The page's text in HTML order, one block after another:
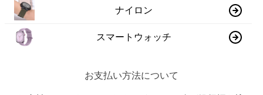
ナイロン
スマートウォッチ
お支払い方法について